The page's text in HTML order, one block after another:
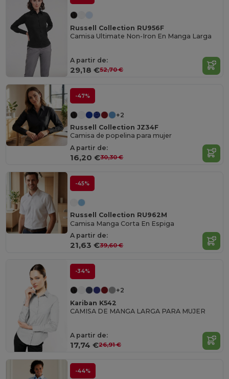
Russell Collection RU956F
Camisa Ultimate Non-Iron En Manga Larga
A partir de:
29,18 €52,70 €
-47%
+2
Russell Collection JZ34F
Camisa de popelina para mujer
A partir de:
16,20 €30,30 €
-45%
Russell Collection RU962M
Camisa Manga Corta En Espiga
A partir de:
21,63 €39,60 €
-34%
+2
Kariban K542
CAMISA DE MANGA LARGA PARA MUJER
A partir de:
17,74 €26,91 €
-44%